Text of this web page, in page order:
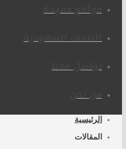
مواقع مفيدة
الصحف السعودية
تواصل معنا
من نحن
الرئيسية
المقالات